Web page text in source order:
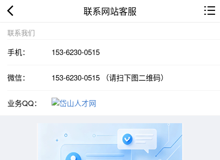
联系网站客服
联系我们
手机： 153-6230-0515
微信： 153-6230-0515 （请扫下图二维码）
业务QQ：